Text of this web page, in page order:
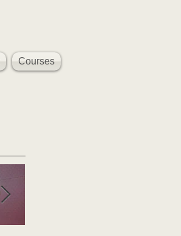
Courses